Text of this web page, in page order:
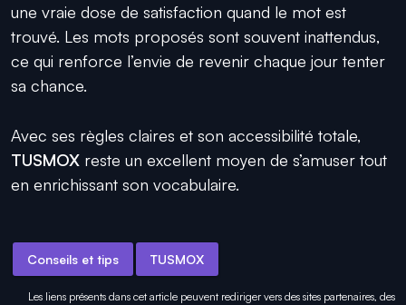
une vraie dose de satisfaction quand le mot est
trouvé. Les mots proposés sont souvent inattendus,
ce qui renforce l’envie de revenir chaque jour tenter
sa chance.
Avec ses règles claires et son accessibilité totale,
TUSMOX reste un excellent moyen de s’amuser tout
en enrichissant son vocabulaire.
Conseils et tips TUSMOX
Les liens présents dans cet article peuvent rediriger vers des sites partenaires, des